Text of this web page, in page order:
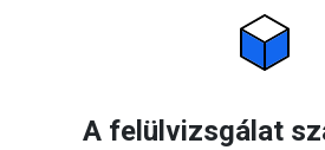
A felülvizsgálat